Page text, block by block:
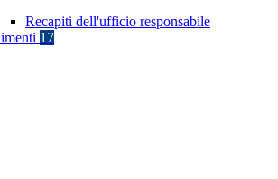
Recapiti dell'ufficio responsabile
17